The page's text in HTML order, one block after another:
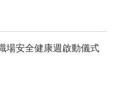
場安全健康週啟動儀式